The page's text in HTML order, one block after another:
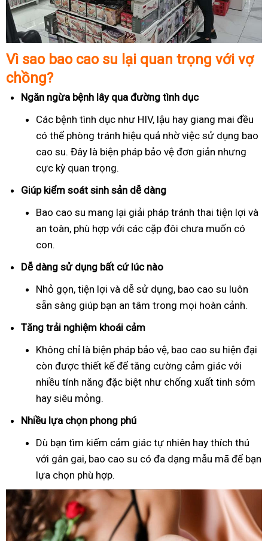
Vì sao bao cao su lại quan trọng với vợ
chồng?
Ngăn ngừa bệnh lây qua đường tình dục
Các bệnh tình dục như HIV, lậu hay giang mai đều
có thể phòng tránh hiệu quả nhờ việc sử dụng bao
cao su. Đây là biện pháp bảo vệ đơn giản nhưng
cực kỳ quan trọng.
Giúp kiểm soát sinh sản dễ dàng
Bao cao su mang lại giải pháp tránh thai tiện lợi và
an toàn, phù hợp với các cặp đôi chưa muốn có
con.
Dễ dàng sử dụng bất cứ lúc nào
Nhỏ gọn, tiện lợi và dễ sử dụng, bao cao su luôn
sẵn sàng giúp bạn an tâm trong mọi hoàn cảnh.
Tăng trải nghiệm khoái cảm
Không chỉ là biện pháp bảo vệ, bao cao su hiện đại
còn được thiết kế để tăng cường cảm giác với
nhiều tính năng đặc biệt như chống xuất tinh sớm
hay siêu mỏng.
Nhiều lựa chọn phong phú
Dù bạn tìm kiếm cảm giác tự nhiên hay thích thú
với gân gai, bao cao su có đa dạng mẫu mã để bạn
lựa chọn phù hợp.